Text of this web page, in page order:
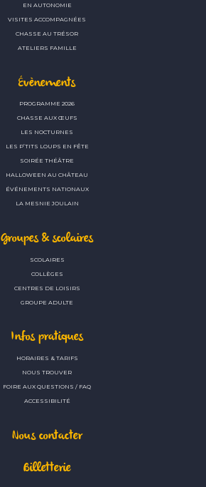
EN AUTONOMIE
VISITES ACCOMPAGNÉES
CHASSE AU TRÉSOR
ATELIERS FAMILLE
Évènements
PROGRAMME 2026
CHASSE AUX ŒUFS
LES NOCTURNES
LES P’TITS LOUPS EN FÊTE
SOIRÉE THÉÂTRE
HALLOWEEN AU CHÂTEAU
ÉVÉNEMENTS NATIONAUX
LA MESNIE JOULAIN
Groupes & scolaires
SCOLAIRES
COLLÈGES
CENTRES DE LOISIRS
GROUPE ADULTE
Infos pratiques
HORAIRES & TARIFS
NOUS TROUVER
FOIRE AUX QUESTIONS / FAQ
ACCESSIBILITÉ
Nous contacter
Billetterie